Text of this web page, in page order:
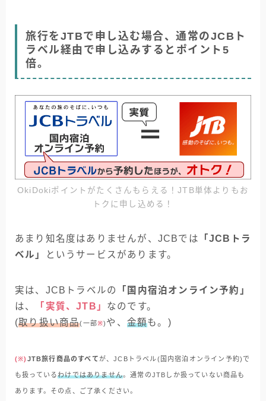
旅行をJTBで申し込む場合、通常のJCBト
ラベル経由で申し込みするとポイント5
倍。
OkiDokiポイントがたくさんもらえる！JTB単体よりもお
トクに申し込める！
あまり知名度はありませんが、JCBでは
「JCBトラ
ベル」
というサービスがあります。
実は、JCBトラベルの
「国内宿泊オンライン予約」
は、
「実質、JTB」 なのです。
(取り扱い商品(一部※) や、 金額も。)
(※) JTB旅行商品のすべてが、JCBトラベル(国内宿泊オンライン予約)で
も扱っているわけではありません。通常のJTBしか扱っていない商品も
あります。その点、ご了承ください。